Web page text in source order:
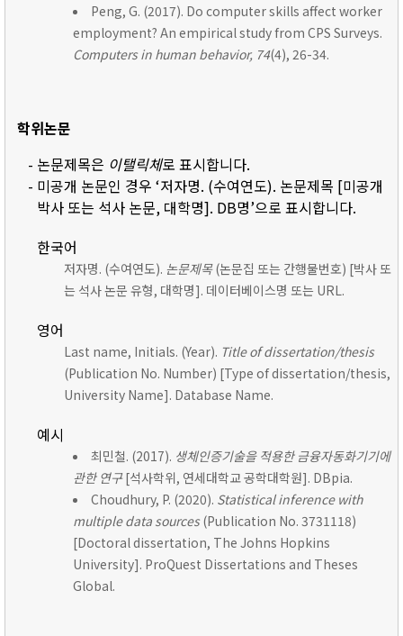
Peng, G. (2017). Do computer skills affect worker
employment? An empirical study from CPS Surveys.
Computers in human behavior, 74(4), 26-34.
학위논문
- 논문제목은 이탤릭체로 표시합니다.
- 미공개 논문인 경우 ‘저자명. (수여연도). 논문제목 [미공개
박사 또는 석사 논문, 대학명]. DB명’으로 표시합니다.
한국어
저자명. (수여연도). 논문제목(논문집 또는 간행물번호) [박사 또
는 석사 논문 유형, 대학명]. 데이터베이스명 또는 URL.
영어
Last name, Initials. (Year). Title of dissertation/thesis
(Publication No. Number) [Type of dissertation/thesis,
University Name]. Database Name.
예시
최민철. (2017). 생체인증기술을 적용한 금융자동화기기에
관한 연구[석사학위, 연세대학교 공학대학원]. DBpia.
Choudhury, P. (2020). Statistical inference with
multiple data sources(Publication No. 3731118)
[Doctoral dissertation, The Johns Hopkins
University]. ProQuest Dissertations and Theses
Global.